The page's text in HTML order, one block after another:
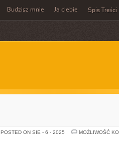
Budzisz mnie Ja ciebie Spis Treści
POSTED ON SIE - 6 - 2025
MOŻLIWOŚĆ